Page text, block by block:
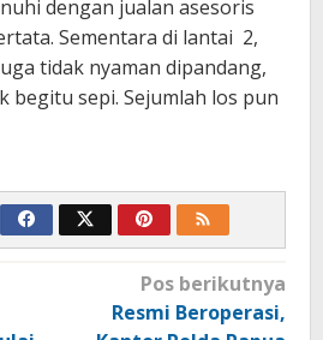
dengan jualan asesoris
Sementara di lantai 2,
tidak nyaman dipandang,
begitu sepi. Sejumlah los pun
Pos berikutnya
Resmi Beroperasi,